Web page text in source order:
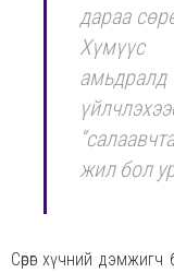
дараа
Хүмүүс
жил бол
Сөрөг хүчний